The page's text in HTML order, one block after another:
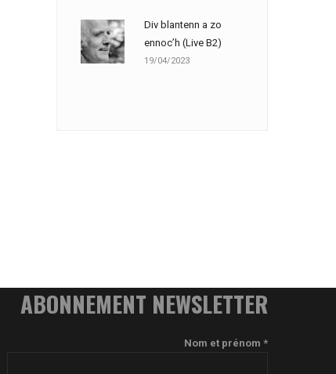
Div blantenn a zo
ennoc’h (Live B2)
19/04/2023
ABONNEMENT NEWSLETTER
Nom et prénom *